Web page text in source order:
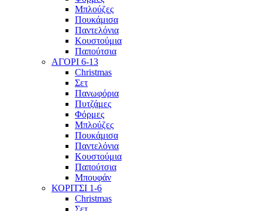
Μπλούζες
Πουκάμισα
Παντελόνια
Κουστούμια
Παπούτσια
ΑΓΟΡΙ 6-13
Christmas
Σετ
Πανωφόρια
Πυτζάμες
Φόρμες
Μπλούζες
Πουκάμισα
Παντελόνια
Κουστούμια
Παπούτσια
Μπουφάν
ΚΟΡΙΤΣΙ 1-6
Christmas
Σετ